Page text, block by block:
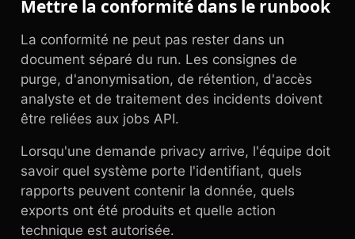
Mettre la conformité dans le runbook
La conformité ne peut pas rester dans un
document séparé du run. Les consignes de
purge, d'anonymisation, de rétention, d'accès
analyste et de traitement des incidents doivent
être reliées aux jobs API.
Lorsqu'une demande privacy arrive, l'équipe doit
savoir quel système porte l'identifiant, quels
rapports peuvent contenir la donnée, quels
exports ont été produits et quelle action
technique est autorisée.